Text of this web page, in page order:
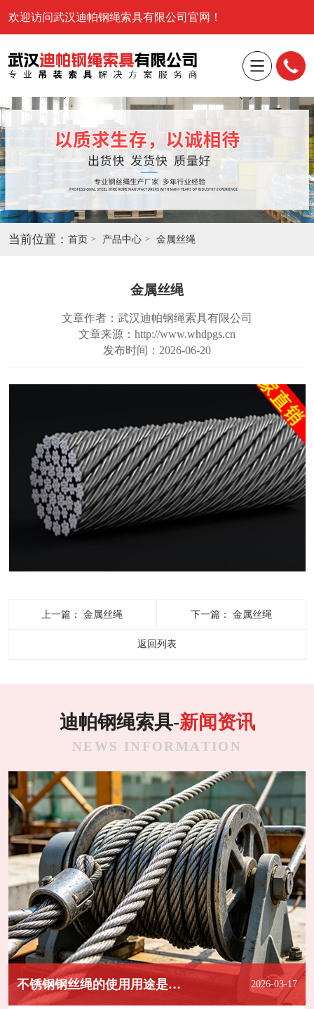
欢迎访问武汉迪帕钢绳索具有限公司官网！
当前位置： 首页 产品中心 金属丝绳
金属丝绳
文章作者：武汉迪帕钢绳索具有限公司
文章来源：http://www.whdpgs.cn
发布时间：2026-06-20
上一篇：金属丝绳 下一篇：金属丝绳
返回列表
迪帕钢绳索具-新闻资讯
NEWS INFORMATION
不锈钢钢丝绳的使用用途是怎样的？ 2026-03-17